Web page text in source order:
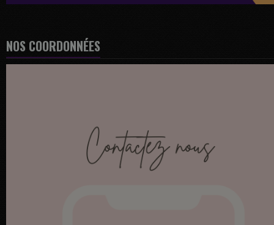
NOS COORDONNÉES